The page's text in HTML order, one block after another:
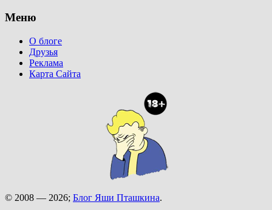
Меню
О блоге
Друзья
Реклама
Карта Сайта
© 2008 — 2026; Блог Яши Пташкина.